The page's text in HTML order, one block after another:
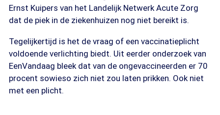
Ernst Kuipers van het Landelijk Netwerk Acute Zorg
dat de piek in de ziekenhuizen nog niet bereikt is.
Tegelijkertijd is het de vraag of een vaccinatieplicht
voldoende verlichting biedt. Uit eerder onderzoek van
EenVandaag bleek dat van de ongevaccineerden er 70
procent sowieso zich niet zou laten prikken. Ook niet
met een plicht.